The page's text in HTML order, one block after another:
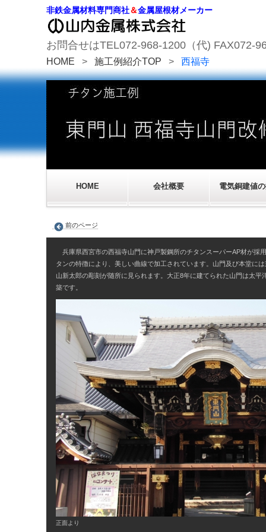
非鉄金属材料専門商社＆金属屋根材メーカー
お問合せはTEL072-968-1200（代) FAX072-
HOME > 施工例紹介TOP > 西福寺
HOME 会社概要 電気銅建値
前のページ
兵庫県西宮市の西福寺山門に神戸製鋼所のチタンスーパーAP材が採
タンの特徴により、美しい曲線で加工されています。山門及び本堂に
山新太郎の彫刻が随所に見られます。大正8年に建てられた山門は太平
築です。
正面より